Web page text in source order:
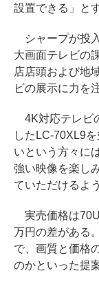
設置できる」と
シャープが投
大画面テレビの
店店頭および地
ビの展示に力を
4K対応テレビ
したLC-70XL9
いという方々に
強い映像を楽し
ていただけるよ
実売価格は
万円の差がある
で、画質と価格
のかといった提